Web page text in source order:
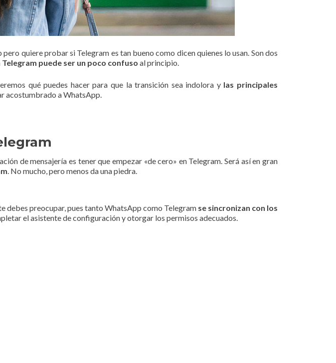
quiere probar si Telegram es tan bueno como dicen quienes lo usan. Son dos
puede ser un poco confuso al principio.
qué puedes hacer para que la transición sea indolora y las principales
acostumbrado a WhatsApp.
de mensajería es tener que empezar «de cero» en Telegram. Será así en gran
. No mucho, pero menos da una piedra.
debes preocupar, pues tanto WhatsApp como Telegram se sincronizan con los
el asistente de configuración y otorgar los permisos adecuados.